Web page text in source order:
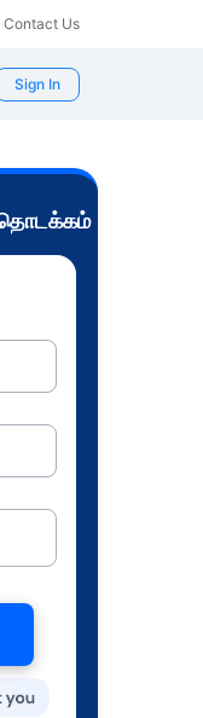
Contact Us
Sign In